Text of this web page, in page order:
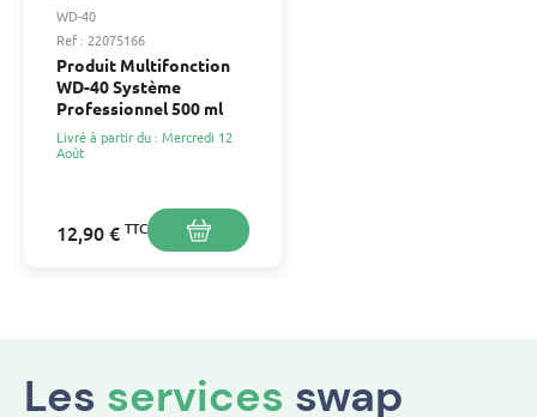
WD-40
Ref : 22075166
Produit Multifonction
WD-40 Système
Professionnel 500 ml
Livré à partir du : Mercredi 12
Août
12,90 € TTC
Les services swap